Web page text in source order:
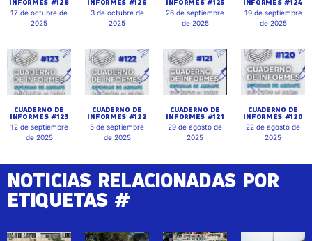
INFORMES #128
17 de octubre de
2025
INFORMES #126
3 de octubre de
2025
INFORMES #125
26 de septiembre
de 2025
INFORMES #124
19 de septiembre
de 2025
CUADERNO DE
INFORMES #123
12 de septiembre
de 2025
CUADERNO DE
INFORMES #122
5 de septiembre
de 2025
CUADERNO DE
INFORMES #121
29 de agosto de
2025
CUADERNO DE
INFORMES #120
22 de agosto de
2025
NOTICIAS RELACIONADAS POR
ETIQUETAS #